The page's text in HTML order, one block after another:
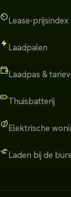
Lease-prijsindex
Laadpalen
Laadpas &
Thuisbatterij
Elektrische
Laden bij de